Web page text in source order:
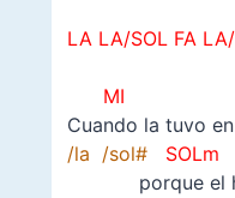
LA LA/SOL FA
MI
Cuando la tuvo
/la /sol#
porque el ha